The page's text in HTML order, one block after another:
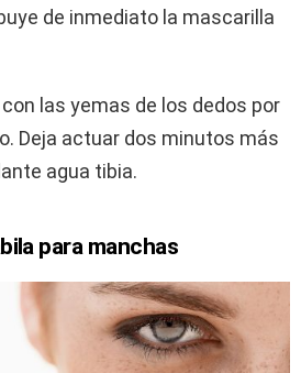
de inmediato la mascarilla
las yemas de los dedos por
Deja actuar dos minutos más
agua tibia.
para manchas